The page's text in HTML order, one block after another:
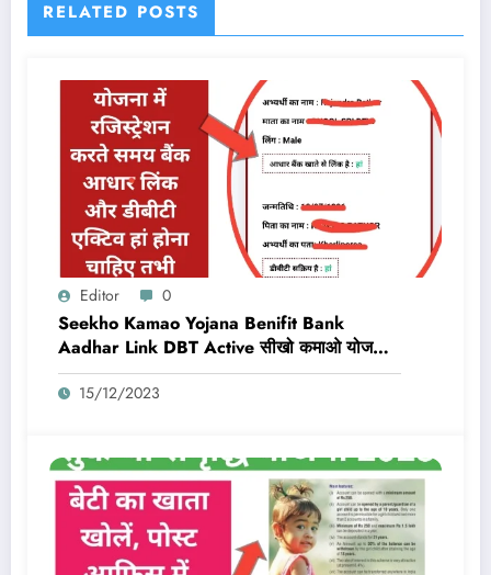
RELATED POSTS
Editor 0
Seekho Kamao Yojana Benifit Bank
Aadhar Link DBT Active सीखो कमाओ योजना
का लाभ तभी मिलेगा 10,000 Rs जब बैंक डीबीटी
एक्टिव और आधार लिंक होगा
15/12/2023